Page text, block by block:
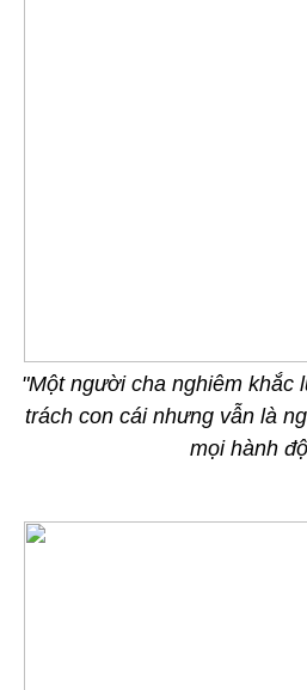
"Một người cha nghiêm khắc
trách con cái nhưng vẫn là
mọi hành